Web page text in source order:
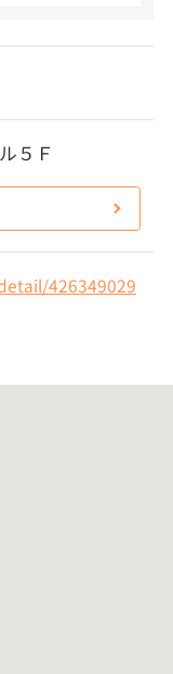
５Ｆ
426349029